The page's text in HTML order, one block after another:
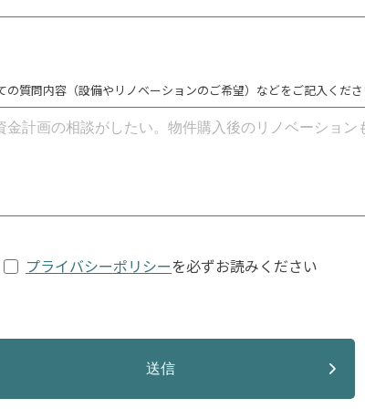
の質問内容（設備やリノベーションのご希望）などをご記入くだ
プライバシーポリシーを必ずお読みください